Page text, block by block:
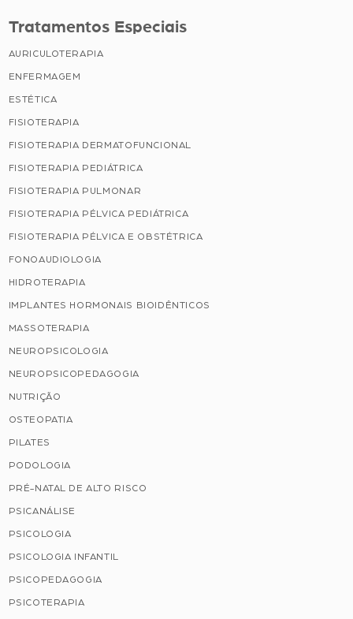
Tratamentos Especiais
AURICULOTERAPIA
ENFERMAGEM
ESTÉTICA
FISIOTERAPIA
FISIOTERAPIA DERMATOFUNCIONAL
FISIOTERAPIA PEDIÁTRICA
FISIOTERAPIA PULMONAR
FISIOTERAPIA PÉLVICA PEDIÁTRICA
FISIOTERAPIA PÉLVICA E OBSTÉTRICA
FONOAUDIOLOGIA
HIDROTERAPIA
IMPLANTES HORMONAIS BIOIDÊNTICOS
MASSOTERAPIA
NEUROPSICOLOGIA
NEUROPSICOPEDAGOGIA
NUTRIÇÃO
OSTEOPATIA
PILATES
PODOLOGIA
PRÉ-NATAL DE ALTO RISCO
PSICANÁLISE
PSICOLOGIA
PSICOLOGIA INFANTIL
PSICOPEDAGOGIA
PSICOTERAPIA